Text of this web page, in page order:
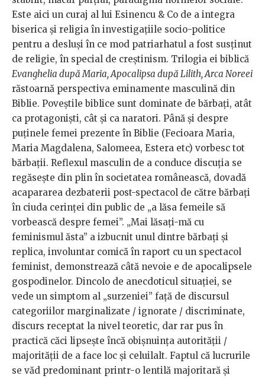
Este aici un curaj al lui Esinencu & Co de a integra
biserica și religia în investigațiile socio-politice
pentru a desluși în ce mod patriarhatul a fost susținut
de religie, în special de creștinism. Trilogia ei biblică
Evanghelia după Maria, Apocalipsa după Lilith, Arca Noreei
răstoarnă perspectiva eminamente masculină din
Biblie. Poveștile biblice sunt dominate de bărbați, atât
ca protagoniști, cât și ca naratori. Până și despre
puținele femei prezente în Biblie (Fecioara Maria,
Maria Magdalena, Salomeea, Estera etc) vorbesc tot
bărbații. Reflexul masculin de a conduce discuția se
regăsește din plin în societatea românească, dovadă
acapararea dezbaterii post-spectacol de către bărbați
în ciuda cerinței din public de „a lăsa femeile să
vorbească despre femei”. „Mai lăsați-mă cu
feminismul ăsta” a izbucnit unul dintre bărbați și
replica, involuntar comică în raport cu un spectacol
feminist, demonstrează câtă nevoie e de apocalipsele
gospodinelor. Dincolo de anecdoticul situației, se
vede un simptom al „surzeniei” față de discursul
categoriilor marginalizate / ignorate / discriminate,
discurs receptat la nivel teoretic, dar rar pus în
practică căci lipsește încă obișnuința autorității /
majorității de a face loc și celuilalt. Faptul că lucrurile
se văd predominant printr-o lentilă majoritară și